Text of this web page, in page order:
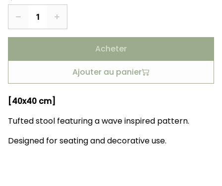
Acheter
Ajouter au panier
[40x40 cm]
Tufted stool featuring a wave inspired pattern.
Designed for seating and decorative use.